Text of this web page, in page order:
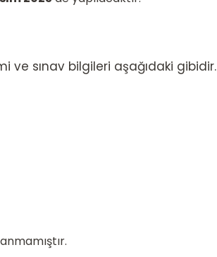
ve sınav bilgileri aşağıdaki gibidir.